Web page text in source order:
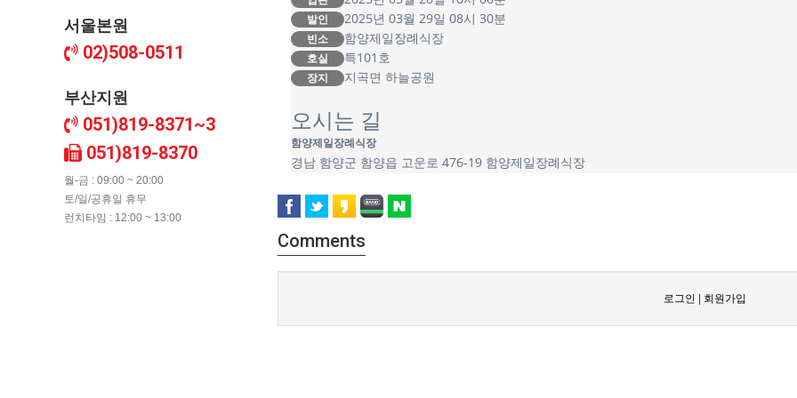
발인 2025년 03월 29일 08시 30분
빈소 함양제일장례식장
호실 특101호
장지 지곡면 하늘공원
오시는 길
함양제일장례식장
경남 함양군 함양읍 고운로 476-19 함양제일장례식장
Comments
로그인 회원가입
서울본원
02)508-0511
부산지원
051)819-8371~3
051)819-8370
월-금 : 09:00 ~ 20:00
토/일/공휴일 휴무
런치타임 : 12:00 ~ 13:00